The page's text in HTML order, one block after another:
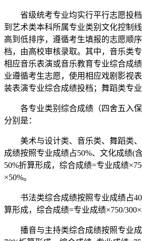
省级统考专业均实行平行志愿投档
到艺术类本科所属专业类别文化控制
高到低排序，遵循考生填报的志愿顺
档，由高校审核录取。其中，音乐类
相应音乐表演或音乐教育专业综合成
业遵循考生志愿，使用相应戏剧影视
装表演专业综合成绩投档；舞蹈类专
各专业类别综合成绩（四舍五入保
分别是：
美术与设计类、音乐类、舞蹈类、
成绩按照专业成绩占50%、文化成绩(
50%折算形成，综合成绩=专业成绩
×50%。
书法类综合成绩按照专业成绩占
算形成，综合成绩=专业成绩×750/
播音与主持类综合成绩按照专业成